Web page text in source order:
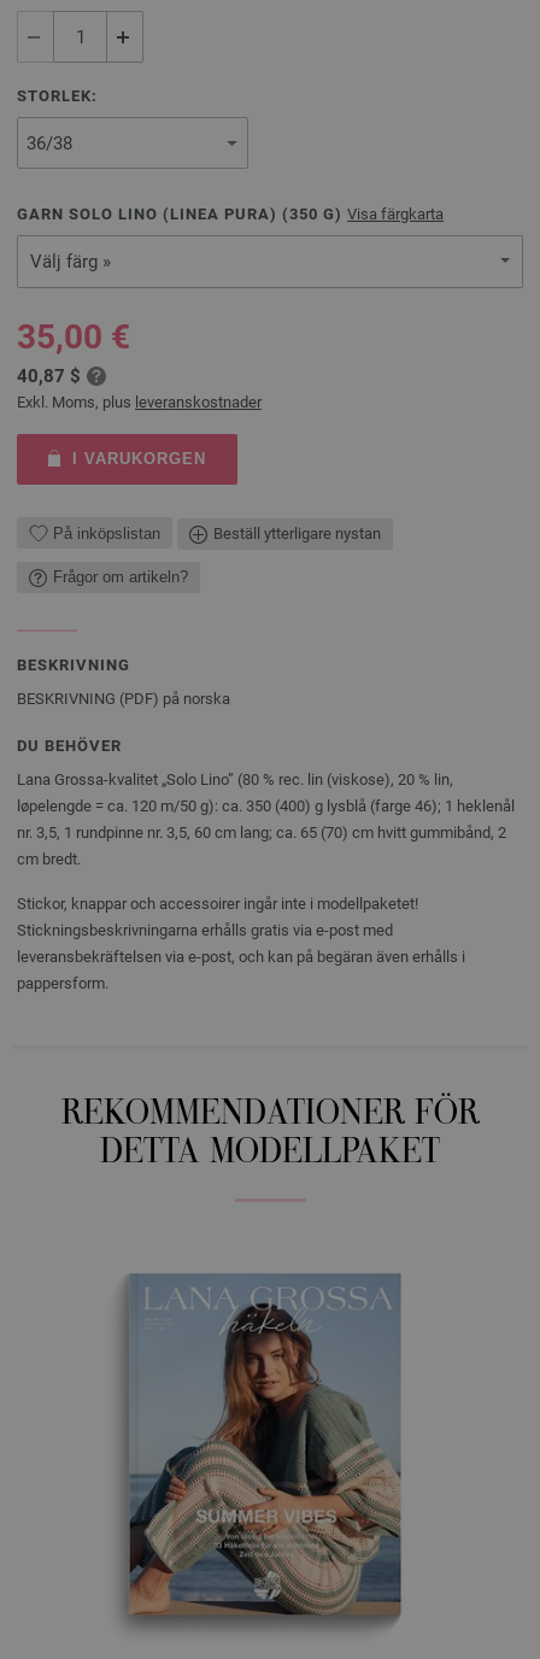
STORLEK:
GARN SOLO LINO (LINEA PURA) (350 G) Visa färgkarta
Välj färg »
35,00 €
40,87 $
Exkl. Moms, plus leveranskostnader
I VARUKORGEN
På inköpslistan Beställ ytterligare nystan
Frågor om artikeln?
BESKRIVNING
BESKRIVNING (PDF) på norska
DU BEHÖVER
Lana Grossa-kvalitet „Solo Lino” (80 % rec. lin (viskose), 20 % lin,
løpelengde = ca. 120 m/50 g): ca. 350 (400) g lysblå (farge 46); 1 heklenål
nr. 3,5, 1 rundpinne nr. 3,5, 60 cm lang; ca. 65 (70) cm hvitt gummibånd, 2
cm bredt.
Stickor, knappar och accessoirer ingår inte i modellpaketet!
Stickningsbeskrivningarna erhålls gratis via e-post med
leveransbekräftelsen via e-post, och kan på begäran även erhålls i
pappersform.
REKOMMENDATIONER FÖR
DETTA MODELLPAKET